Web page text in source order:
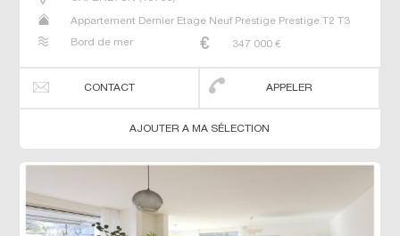
Appartement Dernier Etage Neuf Prestige Prestige T2 T3
Bord de mer
347 000 €
CONTACT APPELER
AJOUTER A MA SÉLECTION